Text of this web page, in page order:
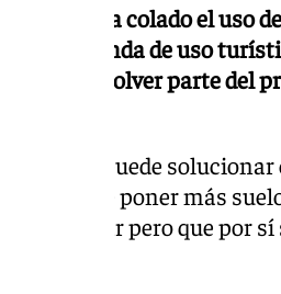
se ha colado el uso
de vivienda de uso
puede resolver parte del
y no se puede
es la de poner más
a ayudar pero que por